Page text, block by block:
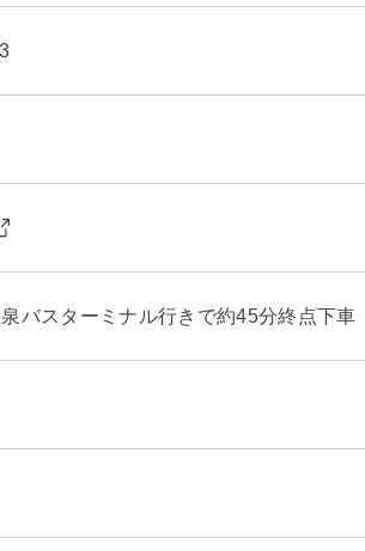
バスターミナル行きで約45分終点下車